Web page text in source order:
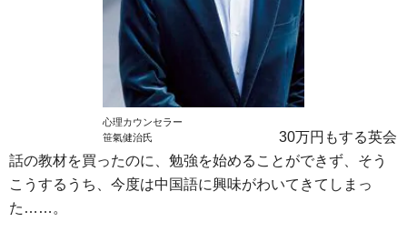
心理カウンセラー
笹氣健治氏
30万円もする英会
話の教材を買ったのに、勉強を始めることができず、そう
こうするうち、今度は中国語に興味がわいてきてしまっ
た……。